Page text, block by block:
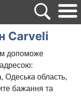
Carveli
допоможе
Одеська область,
бажання та